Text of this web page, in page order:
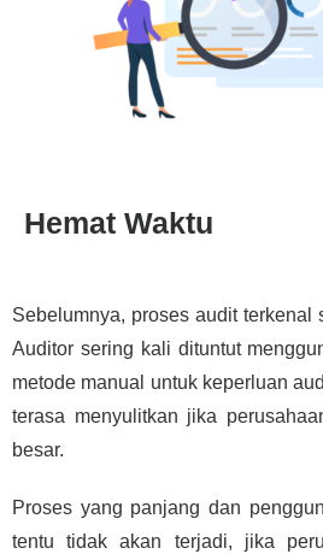
Hemat Waktu
Sebelumnya, proses audit terkenal
Auditor sering kali dituntut
metode manual untuk keperluan
terasa menyulitkan jika
besar.
Proses yang panjang dan
tentu tidak akan terjadi, jika